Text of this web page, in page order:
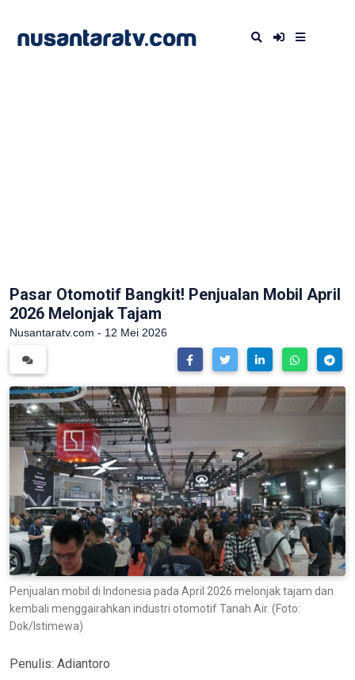
Pasar Otomotif Bangkit! Penjualan Mobil April
2026 Melonjak Tajam
Nusantaratv.com - 12 Mei 2026
Penjualan mobil di Indonesia pada April 2026 melonjak tajam dan
kembali menggairahkan industri otomotif Tanah Air. (Foto:
Dok/Istimewa)
Penulis: Adiantoro